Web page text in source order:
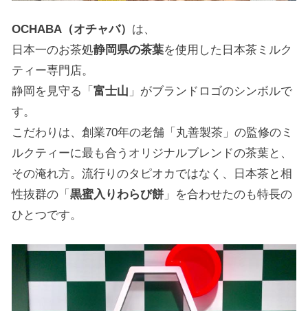
OCHABA（オチャバ） は、
日本一のお茶処静岡県の茶葉を使用した日本茶ミルク
ティー専門店。
静岡を見守る「富士山 」がブランドロゴのシンボルで
す。
こだわりは、創業70年の老舗「丸善製茶」の監修のミ
ルクティーに最も合うオリジナルブレンドの茶葉と、
その淹れ方。流行りのタピオカではなく、日本茶と相
性抜群の「黒蜜入りわらび餅 」を合わせたのも特長の
ひとつです。